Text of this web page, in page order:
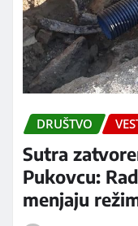
DRUŠTVO
Sutra
Pukovcu:
menjaju